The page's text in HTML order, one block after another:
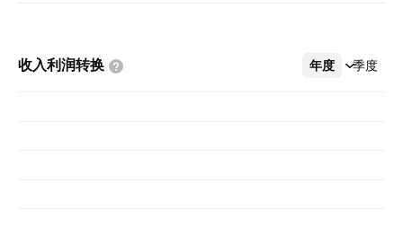
收入利润转换 年度 季度
更多